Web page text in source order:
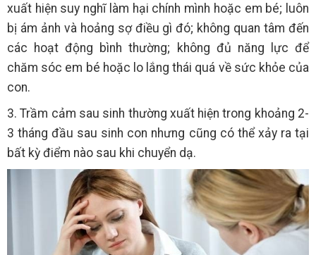
xuất hiện suy nghĩ làm hại chính mình hoặc em bé; luôn
bị ám ảnh và hoảng sợ điều gì đó; không quan tâm đến
các hoạt động bình thường; không đủ năng lực để
chăm sóc em bé hoặc lo lắng thái quá về sức khỏe của
con.
3. Trầm cảm sau sinh thường xuất hiện trong khoảng 2-
3 tháng đầu sau sinh con nhưng cũng có thể xảy ra tại
bất kỳ điểm nào sau khi chuyển dạ.